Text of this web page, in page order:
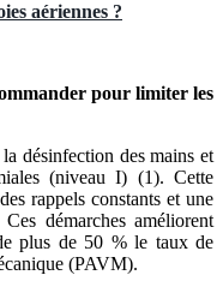
aériennes ?
pour limiter les
désinfection des mains et
(niveau I) (1). Cette
rappels constants et une
démarches améliorent
plus de 50 % le taux de
(PAVM).